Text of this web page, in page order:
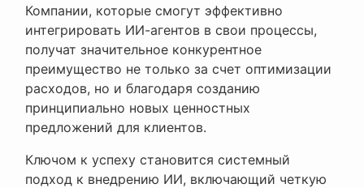
Компании, которые смогут эффективно
интегрировать ИИ-агентов в свои процессы,
получат значительное конкурентное
преимущество не только за счет оптимизации
расходов, но и благодаря созданию
принципиально новых ценностных
предложений для клиентов.
Ключом к успеху становится системный
подход к внедрению ИИ, включающий четкую